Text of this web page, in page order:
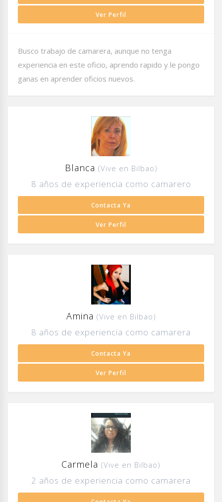
Ver Perfil
Busco trabajo de camarera, aunque no tenga
experiencia en este oficio, aprendo rapido y le pongo
ganas en aprender oficios nuevos.
Blanca (Vive en Bilbao)
8 años de experiencia como camarero
Contacta Ya
Ver Perfil
Amina (Vive en Bilbao)
8 años de experiencia como camarera
Contacta Ya
Ver Perfil
Carmela (Vive en Bilbao)
2 años de experiencia como camarera